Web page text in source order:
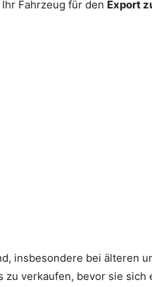
Fahrzeug für den Export
insbesondere bei älteren
verkaufen, bevor sie sich